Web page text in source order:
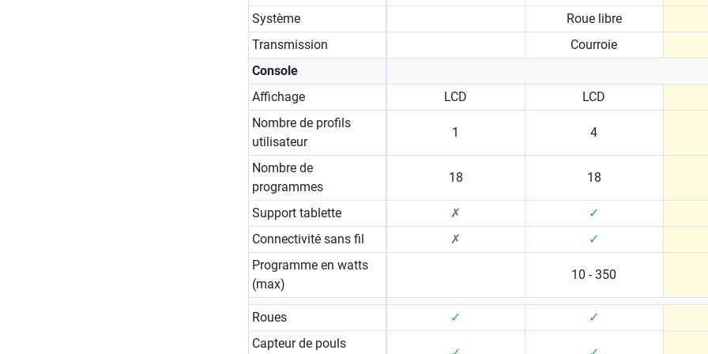
Système
Roue libre
Transmission
Courroie
Console
Affichage
LCD LCD
Nombre de profils
utilisateur
1 4
Nombre de
programmes
18 18
Support tablette ✗ ✓
Connectivité sans fil
✗ ✓
Programme en watts
(max)
10 - 350
Roues ✓ ✓
Capteur de pouls